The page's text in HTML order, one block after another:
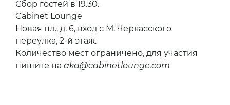
Сбор гостей в 19.30.
Cabinet Lounge
Новая пл., д. 6, вход с М. Черкасского
переулка, 2-й этаж.
Количество мест ограничено, для участия
пишите на aka@cabinetlounge.com